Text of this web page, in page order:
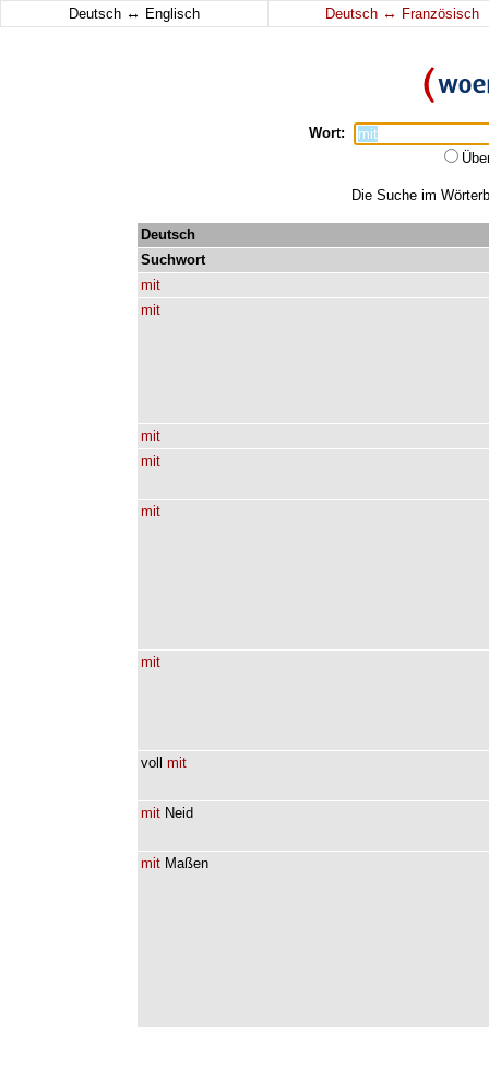
Deutsch ↔ Englisch Deutsch ↔ Französisch
Wort:
Die Suche im
Deutsch
Suchwort
mit
mit
mit
mit
mit
mit
voll mit
mit Neid
mit Maßen